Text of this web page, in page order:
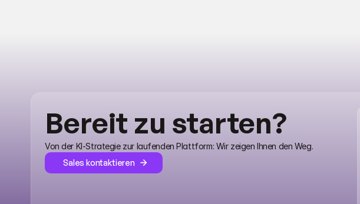
Bereit zu starten?
Von der KI-Strategie zur laufenden Plattform: Wir zeigen Ihnen den Weg.
Sales kontaktieren